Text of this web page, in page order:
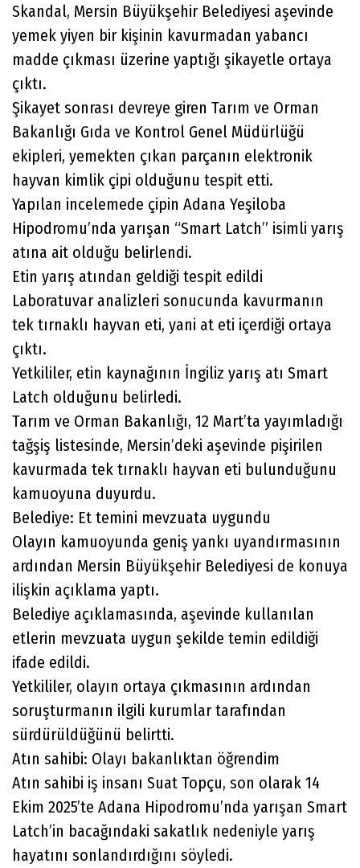
Skandal, Mersin Büyükşehir Belediyesi aşevinde
yemek yiyen bir kişinin kavurmadan yabancı
madde çıkması üzerine yaptığı şikayetle ortaya
çıktı.
Şikayet sonrası devreye giren Tarım ve Orman
Bakanlığı Gıda ve Kontrol Genel Müdürlüğü
ekipleri, yemekten çıkan parçanın elektronik
hayvan kimlik çipi olduğunu tespit etti.
Yapılan incelemede çipin Adana Yeşiloba
Hipodromu’nda yarışan “Smart Latch” isimli yarış
atına ait olduğu belirlendi.
Etin yarış atından geldiği tespit edildi
Laboratuvar analizleri sonucunda kavurmanın
tek tırnaklı hayvan eti, yani at eti içerdiği ortaya
çıktı.
Yetkililer, etin kaynağının İngiliz yarış atı Smart
Latch olduğunu belirledi.
Tarım ve Orman Bakanlığı, 12 Mart’ta yayımladığı
tağşiş listesinde, Mersin’deki aşevinde pişirilen
kavurmada tek tırnaklı hayvan eti bulunduğunu
kamuoyuna duyurdu.
Belediye: Et temini mevzuata uygundu
Olayın kamuoyunda geniş yankı uyandırmasının
ardından Mersin Büyükşehir Belediyesi de konuya
ilişkin açıklama yaptı.
Belediye açıklamasında, aşevinde kullanılan
etlerin mevzuata uygun şekilde temin edildiği
ifade edildi.
Yetkililer, olayın ortaya çıkmasının ardından
soruşturmanın ilgili kurumlar tarafından
sürdürüldüğünü belirtti.
Atın sahibi: Olayı bakanlıktan öğrendim
Atın sahibi iş insanı Suat Topçu, son olarak 14
Ekim 2025’te Adana Hipodromu’nda yarışan Smart
Latch’in bacağındaki sakatlık nedeniyle yarış
hayatını sonlandırdığını söyledi.